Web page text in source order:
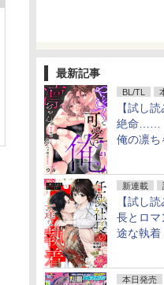
Webで
最新記事
BL/TL
【試し
絶命……
俺の凛ち
新連載
【試し
長とロマ
途な執着
本日発売